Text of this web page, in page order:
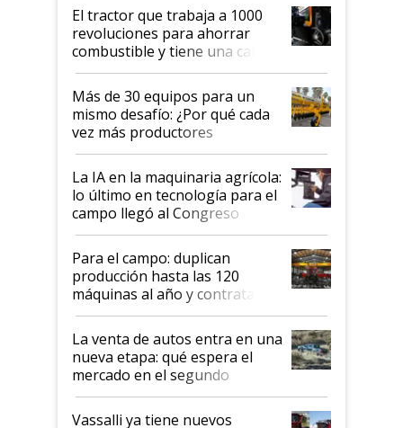
El tractor que trabaja a 1000
revoluciones para ahorrar
combustible y tiene una cabina
que parece una computadora:
lo último en el mundo,
disponible en Argentina
Más de 30 equipos para un
mismo desafío: ¿Por qué cada
vez más productores
incorporan fertilizante bajo
tierra?
La IA en la maquinaria agrícola:
lo último en tecnología para el
campo llegó al Congreso
Aapresid 2026
Para el campo: duplican
producción hasta las 120
máquinas al año y contratan
especialistas de la industria
automotriz para lograrlo
La venta de autos entra en una
nueva etapa: qué espera el
mercado en el segundo
semestre
Vassalli ya tiene nuevos